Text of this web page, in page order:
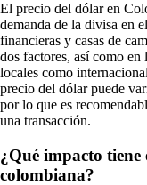
El precio del dólar en
demanda de la divisa en
financieras y casas de
dos factores, así como
locales como
precio del dólar puede
por lo que es
una transacción.
¿Qué impacto
colombiana?